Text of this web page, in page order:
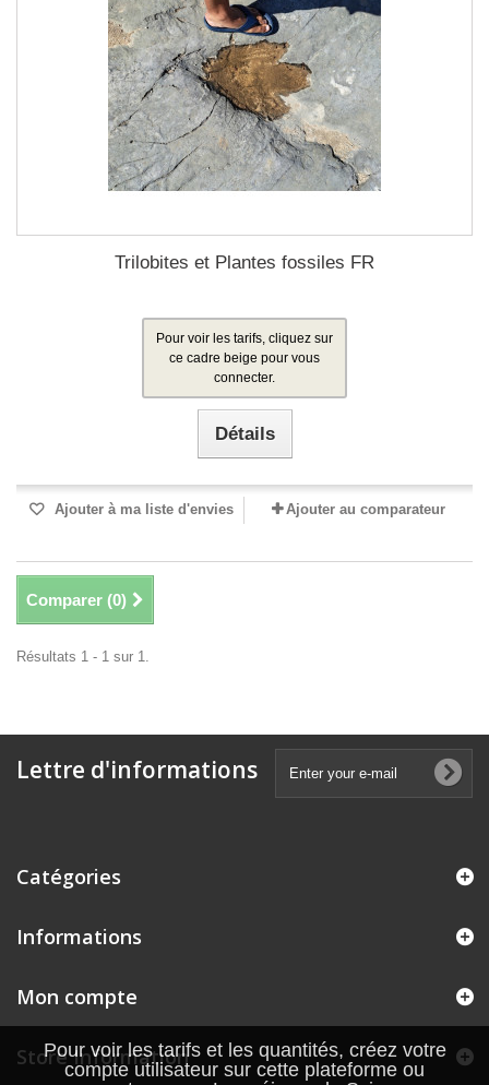
Pour voir les tarifs et les quantités, créez votre
compte utilisateur sur cette plateforme ou
Trilobites et Plantes fossiles FR
Pour voir les tarifs, cliquez sur
ce cadre beige pour vous
connecter.
Détails
Ajouter à ma liste d'envies Ajouter au comparateur
Comparer (0)
Résultats 1 - 1 sur 1.
Lettre d'informations
Catégories
Informations
Mon compte
Store Information